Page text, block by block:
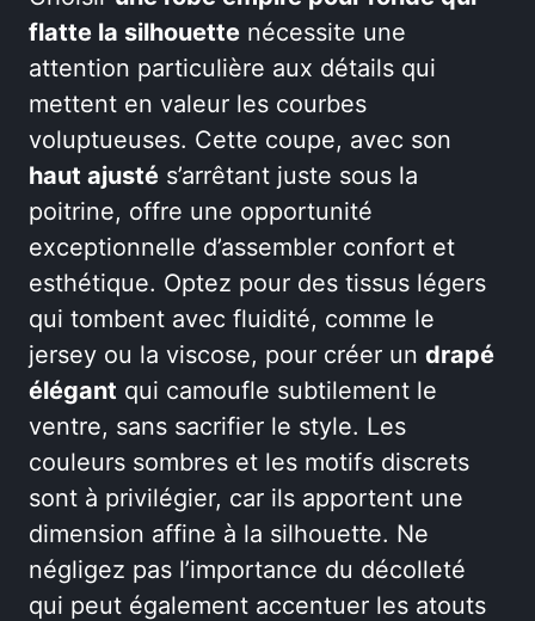
flatte la silhouette nécessite une
attention particulière aux détails qui
mettent en valeur les courbes
voluptueuses. Cette coupe, avec son
haut ajusté s’arrêtant juste sous la
poitrine, offre une opportunité
exceptionnelle d’assembler confort et
esthétique. Optez pour des tissus légers
qui tombent avec fluidité, comme le
jersey ou la viscose, pour créer un drapé
élégant qui camoufle subtilement le
ventre, sans sacrifier le style. Les
couleurs sombres et les motifs discrets
sont à privilégier, car ils apportent une
dimension affine à la silhouette. Ne
négligez pas l’importance du décolleté
qui peut également accentuer les atouts